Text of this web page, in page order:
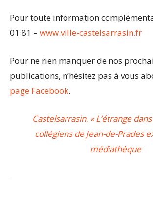
Pour toute information
01 81 – www.ville-castelsarrasin.fr
Pour ne rien manquer de nos
publications, n’hésitez pas à vous
page Facebook.
Castelsarrasin. « L’étrange
collégiens de Jean-de-Prades
médiathèque